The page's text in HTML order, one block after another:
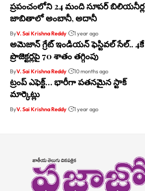
ప్రపంచంలోని 24 మంది సూపర్ బిలియనీర్ల
జాబితాలో అంబానీ, అదానీ
ByV. Sai Krishna Reddy 1 year ago
అమెజాన్ గ్రేట్ ఇండియన్ ఫెస్టివల్ సేల్.. 4కే
ప్రొజెక్టర్లపై 70 శాతం తగ్గింపు
ByV. Sai Krishna Reddy 10 months ago
ట్రంప్ ఎఫెక్ట్… భారీగా పతనమైన స్టాక్
మార్కెట్లు
ByV. Sai Krishna Reddy 1 year ago